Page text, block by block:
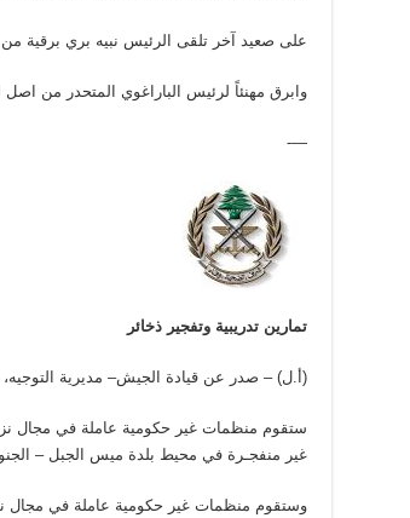
على صعيد آخر تلقى الرئيس نبيه بري برقية
وابرق مهنئاً لرئيس الباراغوي المتحدر من اصل
—-
تمارين تدريبية وتفجير ذخائر
(أ.ل) – صدر عن قيادة الجيش– مديرية التوجيه، بتاريخ اليوم
غير منفجـرة في محيط بلدة ميس الجبل –